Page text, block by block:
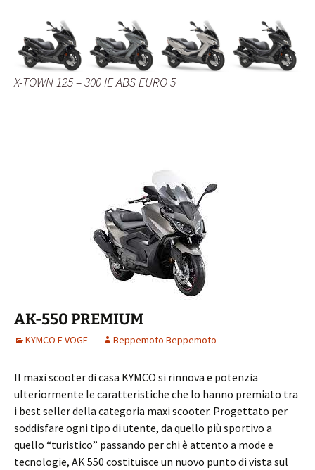
X-TOWN 125 – 300 IE ABS EURO 5
AK-550 PREMIUM
KYMCO E VOGE Beppemoto Beppemoto
Il maxi scooter di casa KYMCO si rinnova e potenzia
ulteriormente le caratteristiche che lo hanno premiato tra
i best seller della categoria maxi scooter. Progettato per
soddisfare ogni tipo di utente, da quello più sportivo a
quello “turistico” passando per chi è attento a mode e
tecnologie, AK 550 costituisce un nuovo punto di vista sul